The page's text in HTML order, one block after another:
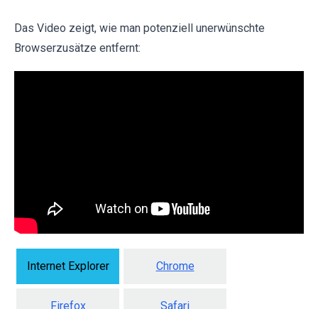
Das Video zeigt, wie man potenziell unerwünschte
Browserzusätze entfernt:
Internet Explorer Chrome
Firefox Safari